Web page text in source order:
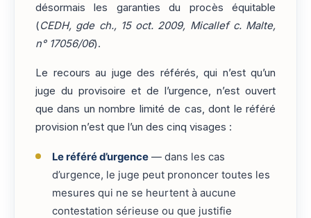
désormais les garanties du procès équitable
(CEDH, gde ch., 15 oct. 2009, Micallef c. Malte,
n° 17056/06).
Le recours au juge des référés, qui n’est qu’un
juge du provisoire et de l’urgence, n’est ouvert
que dans un nombre limité de cas, dont le référé
provision n’est que l’un des cinq visages :
Le référé d’urgence— dans les cas
d’urgence, le juge peut prononcer toutes les
mesures qui ne se heurtent à aucune
contestation sérieuse ou que justifie